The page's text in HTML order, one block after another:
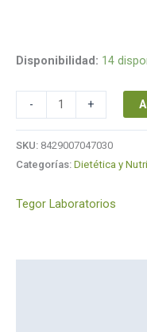
Disponibilidad: 14
- +
SKU: 8429007047030
Categorías: Dietética y
Tegor Laboratorios